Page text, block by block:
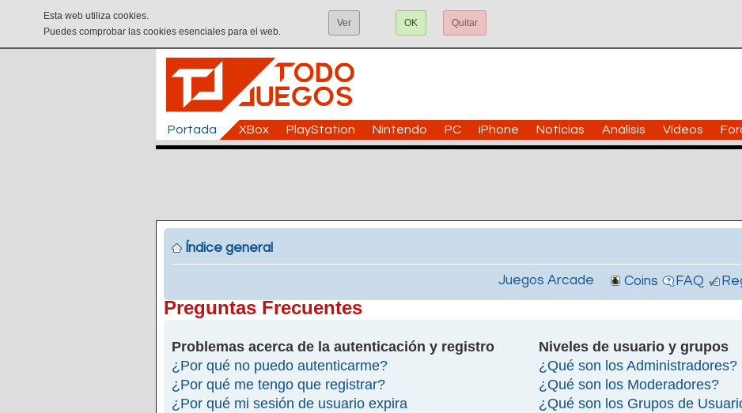
Esta web utiliza cookies.
Puedes comprobar las cookies esenciales para el web.
Ver OK Quitar
Portada XBox PlayStation Nintendo PC iPhone Noticias Análisis Vídeos
Índice general
Juegos Arcade Coins FAQ
Preguntas Frecuentes
Problemas acerca de la autenticación y registro
¿Por qué no puedo autenticarme?
¿Por qué me tengo que registrar?
¿Por qué mi sesión de usuario expira
Niveles de usuario y grupos
¿Qué son los Administradores?
¿Qué son los Moderadores?
¿Qué son los Grupos de